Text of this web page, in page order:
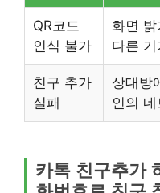
QR코드
인식 불가
화면
다른
친구 추가
실패
상대방
인의
카톡 친구추가